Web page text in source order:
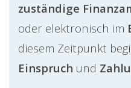
zuständige
oder elektronisch im
diesem Zeitpunkt
Einspruch und